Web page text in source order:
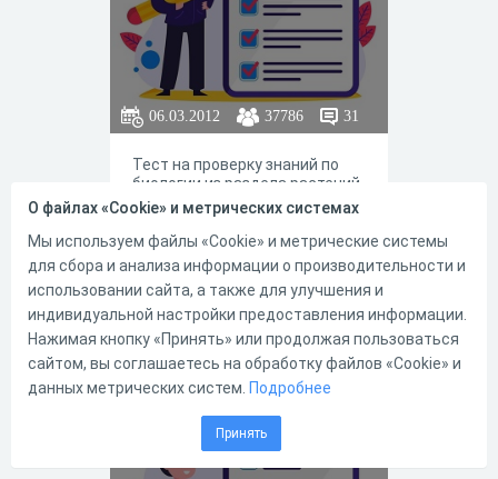
06.03.2012 37786 31
Тест на проверку знаний по
биологии из раздела растений
на тему Размножение
93 29
Покрытосемянн
ые растения
О файлах «Cookie» и метрических системах
Мы используем файлы «Cookie» и метрические системы
для сбора и анализа информации о производительности и
использовании сайта, а также для улучшения и
индивидуальной настройки предоставления информации.
Нажимая кнопку «Принять» или продолжая пользоваться
сайтом, вы соглашаетесь на обработку файлов «Cookie» и
данных метрических систем. Подробнее
Принять